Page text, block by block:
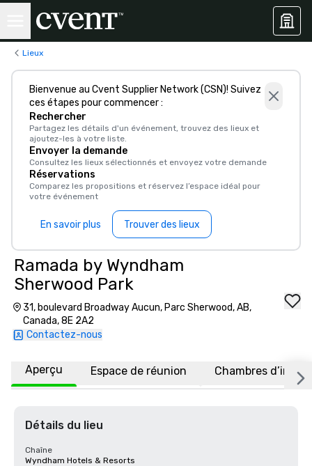
Lieux
Bienvenue au Cvent Supplier Network (CSN)! Suivez
ces étapes pour commencer :
Rechercher
Partagez les détails d'un événement, trouvez des lieux et
ajoutez-les à votre liste.
Envoyer la demande
Consultez les lieux sélectionnés et envoyez votre demande
Réservations
Comparez les propositions et réservez l’espace idéal pour
votre événement
En savoir plus Trouver des lieux
Ramada by Wyndham
Sherwood Park
31, boulevard Broadway Aucun, Parc Sherwood, AB,
Canada, 8E 2A2
Contactez-nous
Aperçu Espace de réunion Chambres
Détails du lieu
Chaîne
Wyndham Hotels & Resorts